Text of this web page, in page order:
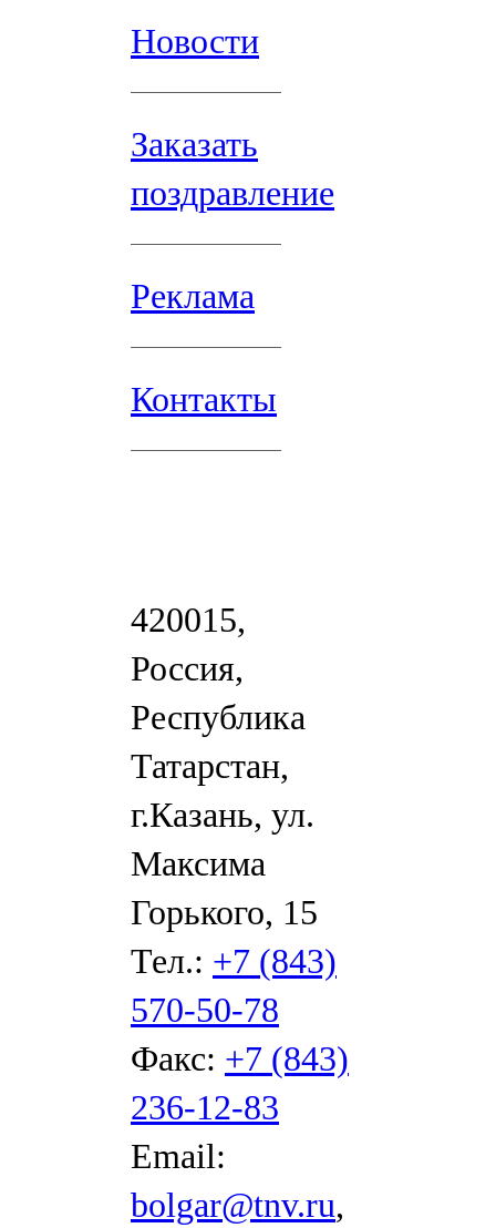
Новости
Заказать
поздравление
Реклама
Контакты
420015,
Россия,
Республика
Татарстан,
г.Казань, ул.
Максима
Горького, 15
Тел.: +7 (843)
570-50-78
Факс: +7 (843)
236-12-83
Email:
bolgar@tnv.ru,